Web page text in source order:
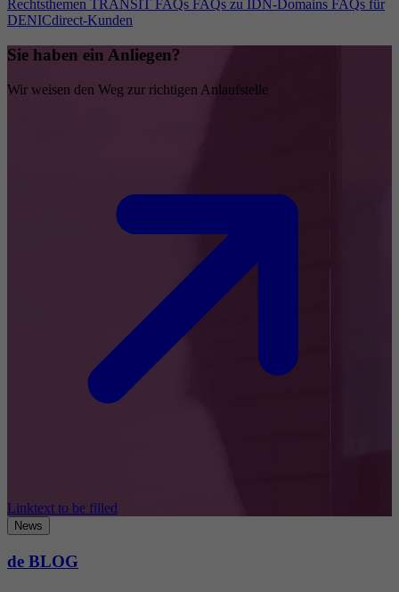
Rechtsthemen TRANSIT FAQs FAQs zu IDN-Domains FAQs für
DENICdirect-Kunden
Sie haben ein Anliegen?
Wir weisen den Weg zur richtigen Anlaufstelle
Linktext to be filled
News
de BLOG